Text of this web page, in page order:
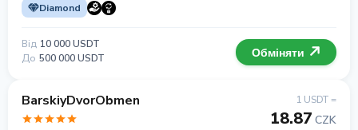
Diamond
Від 10 000 USDT
До 500 000 USDT Обміняти
BarskiyDvorObmen 1 USDT =
18.87 CZK